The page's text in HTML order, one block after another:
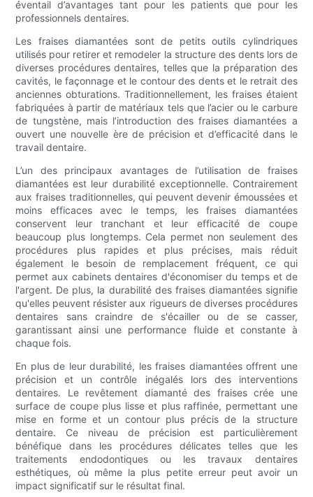
éventail d’avantages tant pour les patients que pour les
professionnels dentaires.
Les fraises diamantées sont de petits outils cylindriques
utilisés pour retirer et remodeler la structure des dents lors de
diverses procédures dentaires, telles que la préparation des
cavités, le façonnage et le contour des dents et le retrait des
anciennes obturations. Traditionnellement, les fraises étaient
fabriquées à partir de matériaux tels que l’acier ou le carbure
de tungstène, mais l’introduction des fraises diamantées a
ouvert une nouvelle ère de précision et d’efficacité dans le
travail dentaire.
L’un des principaux avantages de l’utilisation de fraises
diamantées est leur durabilité exceptionnelle. Contrairement
aux fraises traditionnelles, qui peuvent devenir émoussées et
moins efficaces avec le temps, les fraises diamantées
conservent leur tranchant et leur efficacité de coupe
beaucoup plus longtemps. Cela permet non seulement des
procédures plus rapides et plus précises, mais réduit
également le besoin de remplacement fréquent, ce qui
permet aux cabinets dentaires d'économiser du temps et de
l'argent. De plus, la durabilité des fraises diamantées signifie
qu'elles peuvent résister aux rigueurs de diverses procédures
dentaires sans craindre de s'écailler ou de se casser,
garantissant ainsi une performance fluide et constante à
chaque fois.
En plus de leur durabilité, les fraises diamantées offrent une
précision et un contrôle inégalés lors des interventions
dentaires. Le revêtement diamanté des fraises crée une
surface de coupe plus lisse et plus raffinée, permettant une
mise en forme et un contour plus précis de la structure
dentaire. Ce niveau de précision est particulièrement
bénéfique dans les procédures délicates telles que les
traitements endodontiques ou les travaux dentaires
esthétiques, où même la plus petite erreur peut avoir un
impact significatif sur le résultat final.